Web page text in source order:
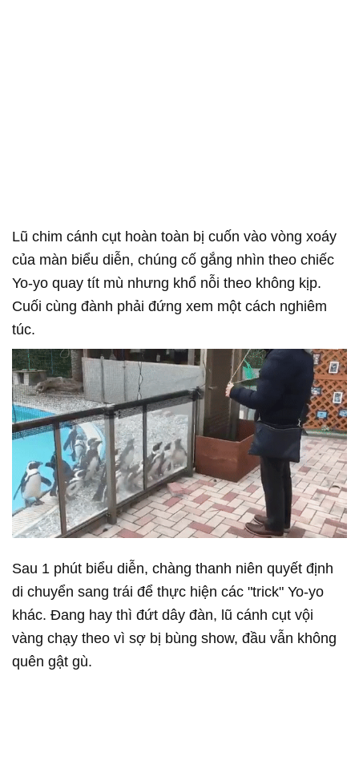
Lũ chim cánh cụt hoàn toàn bị cuốn vào vòng xoáy
của màn biểu diễn, chúng cố gắng nhìn theo chiếc
Yo-yo quay tít mù nhưng khổ nỗi theo không kịp.
Cuối cùng đành phải đứng xem một cách nghiêm
túc.
Sau 1 phút biểu diễn, chàng thanh niên quyết định
di chuyển sang trái để thực hiện các "trick" Yo-yo
khác. Đang hay thì đứt dây đàn, lũ cánh cụt vội
vàng chạy theo vì sợ bị bùng show, đầu vẫn không
quên gật gù.